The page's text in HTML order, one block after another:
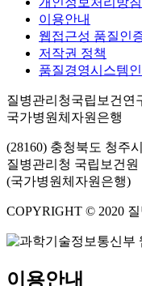
이용안내
웹접근성 품질인
저작권 정책
품질경영시스템
질병관리청국립보건연
국가병원체자원은행
(28160) 충청북도 청주
질병관리청 국립보건
(국가병원체자원은행)
COPYRIGHT © 2020
이용안내